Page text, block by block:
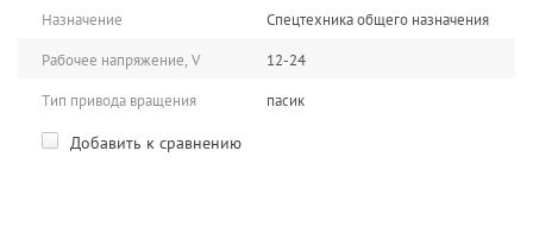
Назначение
Спецтехника общего назначения
Рабочее напряжение, V
12-24
Тип привода вращения
пасик
Добавить к сравнению